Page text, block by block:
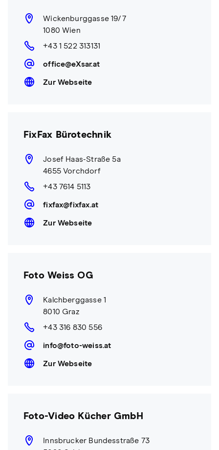
Wickenburggasse 19/7
1080 Wien
+43 1 522 313131
office@eXsar.at
Zur Webseite
FixFax Bürotechnik
Josef Haas-Straße 5a
4655 Vorchdorf
+43 7614 5113
fixfax@fixfax.at
Zur Webseite
Foto Weiss OG
Kalchberggasse 1
8010 Graz
+43 316 830 556
info@foto-weiss.at
Zur Webseite
Foto-Video Kücher GmbH
Innsbrucker Bundesstraße 73